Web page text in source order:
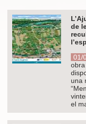
de
01/
una
el